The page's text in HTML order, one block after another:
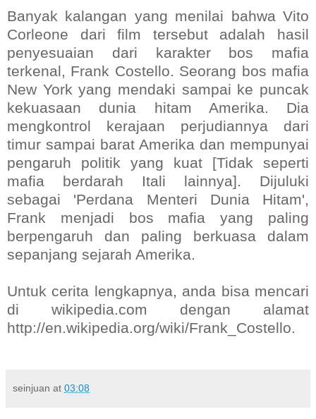
Banyak kalangan yang menilai bahwa Vito
Corleone dari film tersebut adalah hasil
penyesuaian dari karakter bos mafia
terkenal, Frank Costello. Seorang bos mafia
New York yang mendaki sampai ke puncak
kekuasaan dunia hitam Amerika. Dia
mengkontrol kerajaan perjudiannya dari
timur sampai barat Amerika dan mempunyai
pengaruh politik yang kuat [Tidak seperti
mafia berdarah Itali lainnya]. Dijuluki
sebagai 'Perdana Menteri Dunia Hitam',
Frank menjadi bos mafia yang paling
berpengaruh dan paling berkuasa dalam
sepanjang sejarah Amerika.
Untuk cerita lengkapnya, anda bisa mencari
di wikipedia.com dengan alamat
http://en.wikipedia.org/wiki/Frank_Costello.
seinjuan at 03:08